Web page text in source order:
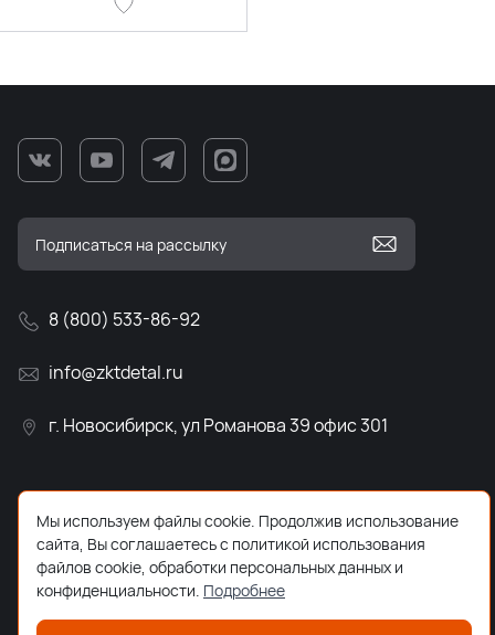
8 (800) 533-86-92
info@zktdetal.ru
г. Новосибирск, ул Романова 39 офис 301
Мы используем файлы cookie. Продолжив использование
сайта, Вы соглашаетесь с политикой использования
файлов cookie, обработки персональных данных и
конфиденциальности. Подробнее